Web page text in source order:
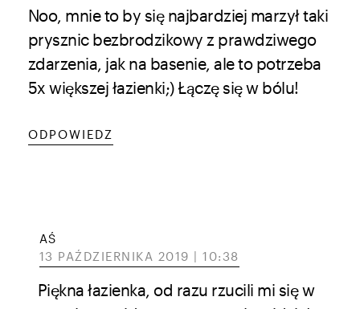
Noo, mnie to by się najbardziej marzył taki
prysznic bezbrodzikowy z prawdziwego
zdarzenia, jak na basenie, ale to potrzeba
5x większej łazienki;) Łączę się w bólu!
ODPOWIEDZ
AŚ
13 PAŹDZIERNIKA 2019 | 10:38
Piękna łazienka, od razu rzucili mi się w